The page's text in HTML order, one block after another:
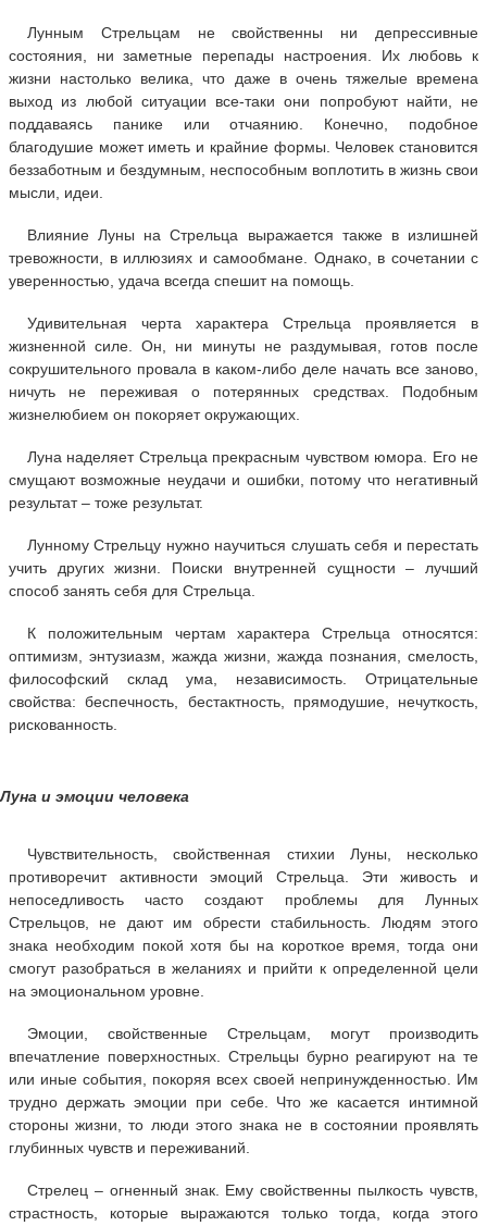
Лунным Стрельцам не свойственны ни депрессивные
состояния, ни заметные перепады настроения. Их любовь к
жизни настолько велика, что даже в очень тяжелые времена
выход из любой ситуации все-таки они попробуют найти, не
поддаваясь панике или отчаянию. Конечно, подобное
благодушие может иметь и крайние формы. Человек становится
беззаботным и бездумным, неспособным воплотить в жизнь свои
мысли, идеи.
Влияние Луны на Стрельца выражается также в излишней
тревожности, в иллюзиях и самообмане. Однако, в сочетании с
уверенностью, удача всегда спешит на помощь.
Удивительная черта характера Стрельца проявляется в
жизненной силе. Он, ни минуты не раздумывая, готов после
сокрушительного провала в каком-либо деле начать все заново,
ничуть не переживая о потерянных средствах. Подобным
жизнелюбием он покоряет окружающих.
Луна наделяет Стрельца прекрасным чувством юмора. Его не
смущают возможные неудачи и ошибки, потому что негативный
результат – тоже результат.
Лунному Стрельцу нужно научиться слушать себя и перестать
учить других жизни. Поиски внутренней сущности – лучший
способ занять себя для Стрельца.
К положительным чертам характера Стрельца относятся:
оптимизм, энтузиазм, жажда жизни, жажда познания, смелость,
философский склад ума, независимость. Отрицательные
свойства: беспечность, бестактность, прямодушие, нечуткость,
рискованность.
Луна и эмоции человека
Чувствительность, свойственная стихии Луны, несколько
противоречит активности эмоций Стрельца. Эти живость и
непоседливость часто создают проблемы для Лунных
Стрельцов, не дают им обрести стабильность. Людям этого
знака необходим покой хотя бы на короткое время, тогда они
смогут разобраться в желаниях и прийти к определенной цели
на эмоциональном уровне.
Эмоции, свойственные Стрельцам, могут производить
впечатление поверхностных. Стрельцы бурно реагируют на те
или иные события, покоряя всех своей непринужденностью. Им
трудно держать эмоции при себе. Что же касается интимной
стороны жизни, то люди этого знака не в состоянии проявлять
глубинных чувств и переживаний.
Стрелец – огненный знак. Ему свойственны пылкость чувств,
страстность, которые выражаются только тогда, когда этого